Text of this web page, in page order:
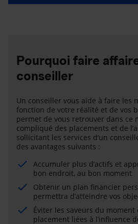
Pourquoi faire
conseiller
Un conseiller vous aide à faire les
fonction de votre réalité et de vos
permet de vous retrouver dans ce
compliqué des placements et de
sollicitant les services d’un
des avantages suivants :
Accumuler plus d’actifs et
bon endroit, au bon moment
Obtenir un plan financier
permettra d’atteindre vos
Éviter les saveurs du
placement liées à l’influence